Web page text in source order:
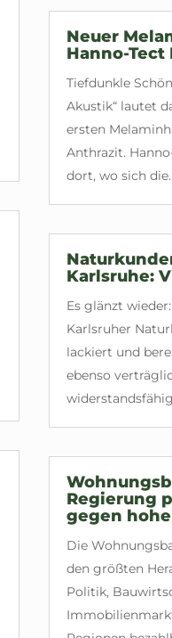
Neuer
Hanno-
Tiefdunkle
Akustik“ lautet
ersten
Anthrazit.
dort, wo sich
Karlsruhe:
Es glänzt
Karlsruher
lackiert und
ebenso
Regierung
gegen
Die
den größten
Politik,